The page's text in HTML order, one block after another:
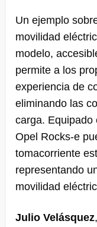
Un ejemplo
movilidad
modelo,
permite a los
experiencia de
eliminando las
carga. Equipado
Opel Rocks-e
tomacorriente
representando
movilidad
Julio Velásquez